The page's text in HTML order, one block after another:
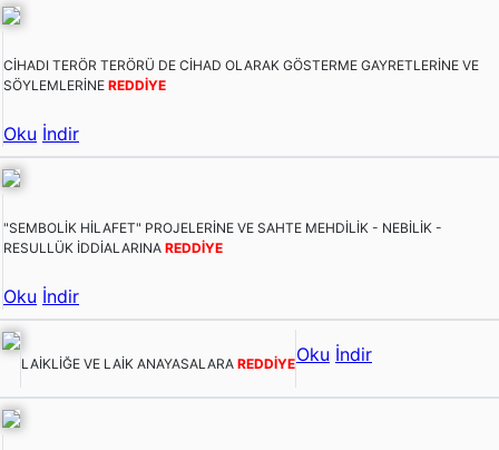
CİHADI TERÖR TERÖRÜ DE CİHAD OLARAK GÖSTERME GAYRETLERİNE VE
SÖYLEMLERİNE REDDİYE
Oku İndir
"SEMBOLİK HİLAFET" PROJELERİNE VE SAHTE MEHDİLİK - NEBİLİK -
RESULLÜK İDDİALARINA REDDİYE
Oku İndir
LAİKLİĞE VE LAİK ANAYASALARA REDDİYEOku İndir